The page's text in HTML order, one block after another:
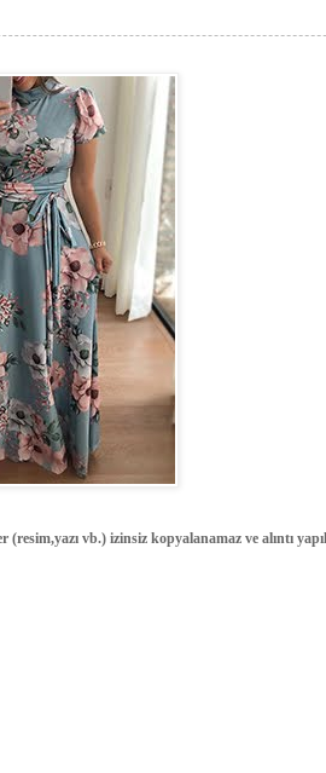
(resim,yazı vb.) izinsiz kopyalanamaz ve alıntı